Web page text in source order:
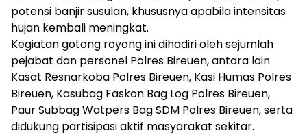
potensi banjir susulan, khususnya apabila intensitas
hujan kembali meningkat.
Kegiatan gotong royong ini dihadiri oleh sejumlah
pejabat dan personel Polres Bireuen, antara lain
Kasat Resnarkoba Polres Bireuen, Kasi Humas Polres
Bireuen, Kasubag Faskon Bag Log Polres Bireuen,
Paur Subbag Watpers Bag SDM Polres Bireuen, serta
didukung partisipasi aktif masyarakat sekitar.